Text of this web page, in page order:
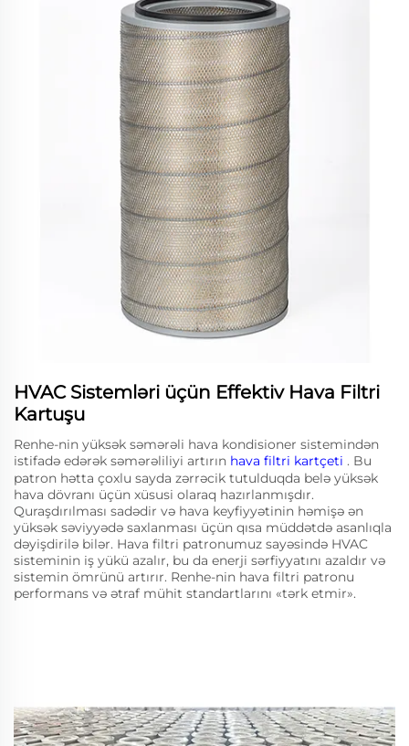
HVAC Sistemləri üçün Effektiv Hava Filtri
Kartuşu
Renhe-nin yüksək səmərəli hava kondisioner sistemindən
istifadə edərək səmərəliliyi artırın hava filtri kartçeti . Bu
patron hətta çoxlu sayda zərrəcik tutulduqda belə yüksək
hava dövranı üçün xüsusi olaraq hazırlanmışdır.
Quraşdırılması sadədir və hava keyfiyyətinin həmişə ən
yüksək səviyyədə saxlanması üçün qısa müddətdə asanlıqla
dəyişdirilə bilər. Hava filtri patronumuz sayəsində HVAC
sisteminin iş yükü azalır, bu da enerji sərfiyyatını azaldır və
sistemin ömrünü artırır. Renhe-nin hava filtri patronu
performans və ətraf mühit standartlarını «tərk etmir».